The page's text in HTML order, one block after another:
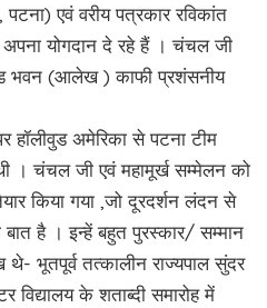
एवं वरीय पत्रकार रविकांत
अपना योगदान दे रहे हैं । चंचल जी
भवन (आलेख ) काफी प्रशंसनीय
हॉलीवुड अमेरिका से पटना टीम
। चंचल जी एवं महामूर्ख सम्मेलन को
किया गया ,जो दूरदर्शन लंदन से
बात है । इन्हें बहुत पुरस्कार/ सम्मान
थे- भूतपूर्व तत्कालीन राज्यपाल सुंदर
विद्यालय के शताब्दी समारोह में